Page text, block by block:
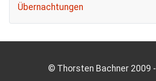
Übernachtungen
© Thorsten Bachner 2009 -